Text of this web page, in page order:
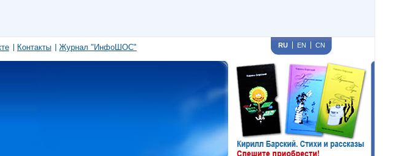
Контакты Журнал "ИнфоШОС" RU EN CN